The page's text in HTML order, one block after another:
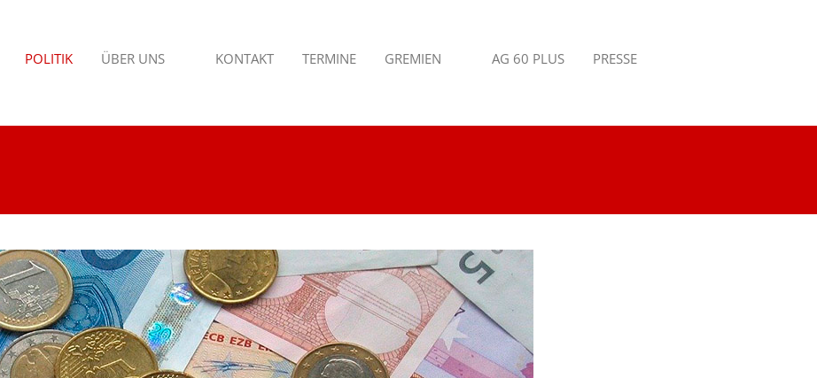
POLITIK ÜBER UNS KONTAKT TERMINE GREMIEN AG 60 PLUS PRESSE